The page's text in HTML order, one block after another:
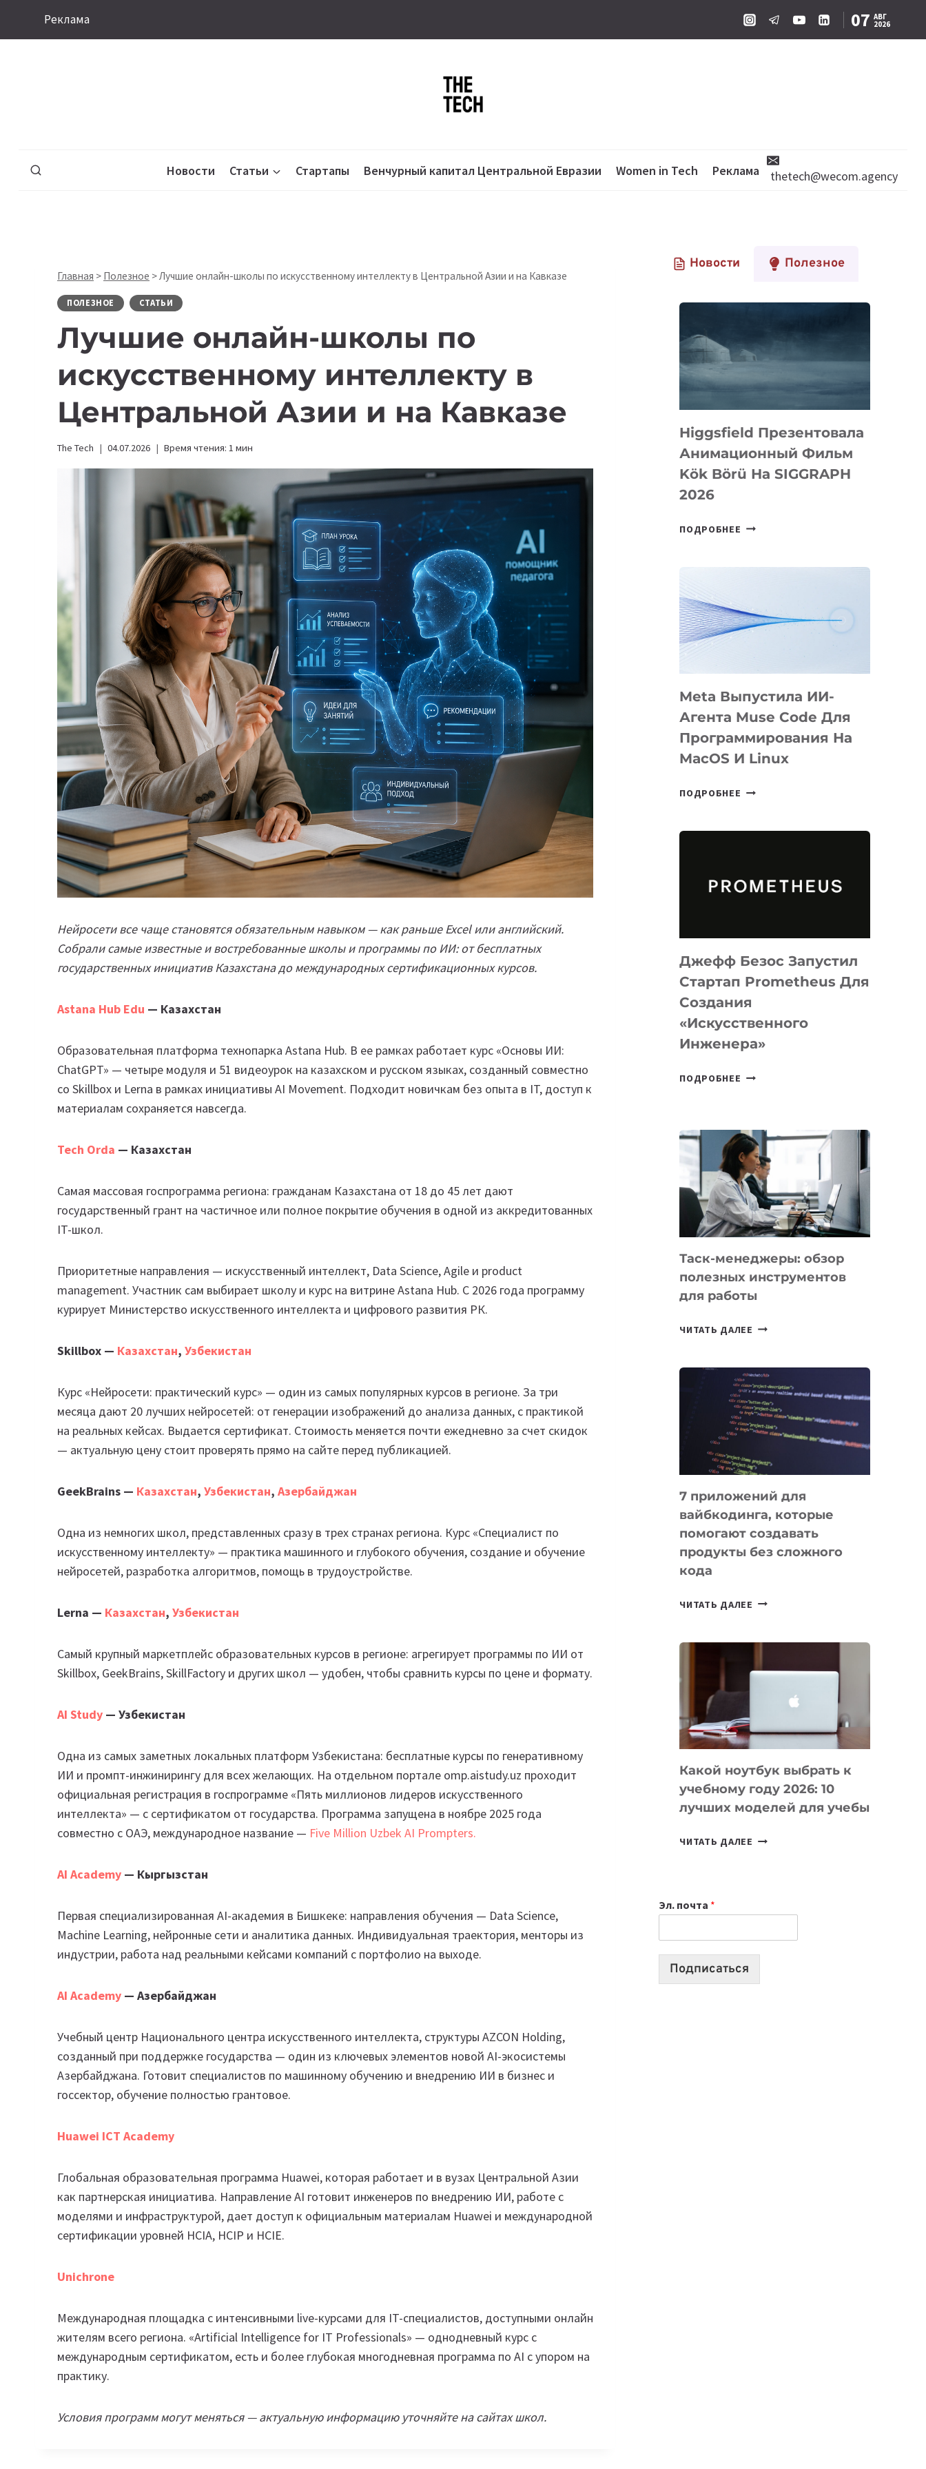
Реклама 07 АВГ
2026
Новости Статьи Стартапы Венчурный капитал Центральной Евразии Women in Tech Реклама thetech@wecom.agency
Главная > Полезное >Лучшие онлайн-школы по искусственному интеллекту в Центральной Азии и на Кавказе
ПОЛЕЗНОЕ СТАТЬИ
Лучшие онлайн-школы по
искусственному интеллекту в
Центральной Азии и на Кавказе
The Tech 04.07.2026 Время чтения: 1 мин
Нейросети все чаще становятся обязательным навыком — как раньше Excel или английский.
Собрали самые известные и востребованные школы и программы по ИИ: от бесплатных
государственных инициатив Казахстана до международных сертификационных курсов.
Astana Hub Edu — Казахстан
Образовательная платформа технопарка Astana Hub. В ее рамках работает курс «Основы ИИ:
ChatGPT» — четыре модуля и 51 видеоурок на казахском и русском языках, созданный совместно
со Skillbox и Lerna в рамках инициативы AI Movement. Подходит новичкам без опыта в IT, доступ к
материалам сохраняется навсегда.
Tech Orda — Казахстан
Самая массовая госпрограмма региона: гражданам Казахстана от 18 до 45 лет дают
государственный грант на частичное или полное покрытие обучения в одной из аккредитованных
IT-школ.
Приоритетные направления — искусственный интеллект, Data Science, Agile и product
management. Участник сам выбирает школу и курс на витрине Astana Hub. С 2026 года программу
курирует Министерство искусственного интеллекта и цифрового развития РК.
Skillbox — Казахстан, Узбекистан
Курс «Нейросети: практический курс» — один из самых популярных курсов в регионе. За три
месяца дают 20 лучших нейросетей: от генерации изображений до анализа данных, с практикой
на реальных кейсах. Выдается сертификат. Стоимость меняется почти ежедневно за счет скидок
— актуальную цену стоит проверять прямо на сайте перед публикацией.
GeekBrains — Казахстан, Узбекистан, Азербайджан
Одна из немногих школ, представленных сразу в трех странах региона. Курс «Специалист по
искусственному интеллекту» — практика машинного и глубокого обучения, создание и обучение
нейросетей, разработка алгоритмов, помощь в трудоустройстве.
Lerna — Казахстан, Узбекистан
Самый крупный маркетплейс образовательных курсов в регионе: агрегирует программы по ИИ от
Skillbox, GeekBrains, SkillFactory и других школ — удобен, чтобы сравнить курсы по цене и формату.
AI Study — Узбекистан
Одна из самых заметных локальных платформ Узбекистана: бесплатные курсы по генеративному
ИИ и промпт-инжинирингу для всех желающих. На отдельном портале omp.aistudy.uz проходит
официальная регистрация в госпрограмме «Пять миллионов лидеров искусственного
интеллекта» — с сертификатом от государства. Программа запущена в ноябре 2025 года
совместно с ОАЭ, международное название — Five Million Uzbek AI Prompters.
AI Academy — Кыргызстан
Первая специализированная AI-академия в Бишкеке: направления обучения — Data Science,
Machine Learning, нейронные сети и аналитика данных. Индивидуальная траектория, менторы из
индустрии, работа над реальными кейсами компаний с портфолио на выходе.
AI Academy — Азербайджан
Учебный центр Национального центра искусственного интеллекта, структуры AZCON Holding,
созданный при поддержке государства — один из ключевых элементов новой AI-экосистемы
Азербайджана. Готовит специалистов по машинному обучению и внедрению ИИ в бизнес и
госсектор, обучение полностью грантовое.
Huawei ICT Academy
Глобальная образовательная программа Huawei, которая работает и в вузах Центральной Азии
как партнерская инициатива. Направление AI готовит инженеров по внедрению ИИ, работе с
моделями и инфраструктурой, дает доступ к официальным материалам Huawei и международной
сертификации уровней HCIA, HCIP и HCIE.
Unichrone
Международная площадка с интенсивными live-курсами для IT-специалистов, доступными онлайн
жителям всего региона. «Artificial Intelligence for IT Professionals» — однодневный курс с
международным сертификатом, есть и более глубокая многодневная программа по AI с упором на
практику.
Условия программ могут меняться — актуальную информацию уточняйте на сайтах школ.
Новости Полезное
Higgsfield Презентовала
Анимационный Фильм
Kök Börü На SIGGRAPH
2026
ПОДРОБНЕЕ HIGGSFIELD
BÖRÜ
НА
Meta Выпустила ИИ-
Агента Muse Code Для
Программирования На
MacOS И Linux
ПОДРОБНЕЕ META
ДЛЯ
И
LINUX
Джефф Безос Запустил
Стартап Prometheus Для
Создания
«искусственного
Инженера»
ПОДРОБНЕЕ ДЖЕФФ
PROMETHEUS
ДЛЯ
СОЗДАНИЯ
«ИСКУССТВЕННОГО
ИНЖЕНЕРА»
Таск-менеджеры: обзор
полезных инструментов
для работы
ЧИТАТЬ ДАЛЕЕ ТАСК-
ПОЛЕЗНЫХ
ИНСТРУМЕНТОВ
ДЛЯ
РАБОТЫ
7 приложений для
вайбкодинга, которые
помогают создавать
продукты без сложного
кода
ЧИТАТЬ ДАЛЕЕ
КОТОРЫЕ
СОЗДАВАТЬ
БЕЗ
КОДА
Какой ноутбук выбрать к
учебному году 2026: 10
лучших моделей для учебы
ЧИТАТЬ ДАЛЕЕ КАКОЙ
2026:
10
Эл. почта *
Подписаться